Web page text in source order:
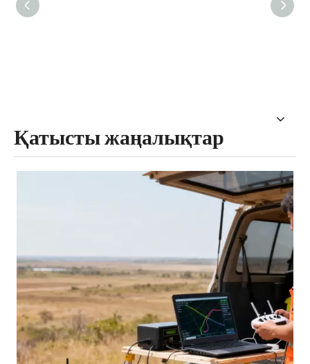
Қатысты жаңалықтар